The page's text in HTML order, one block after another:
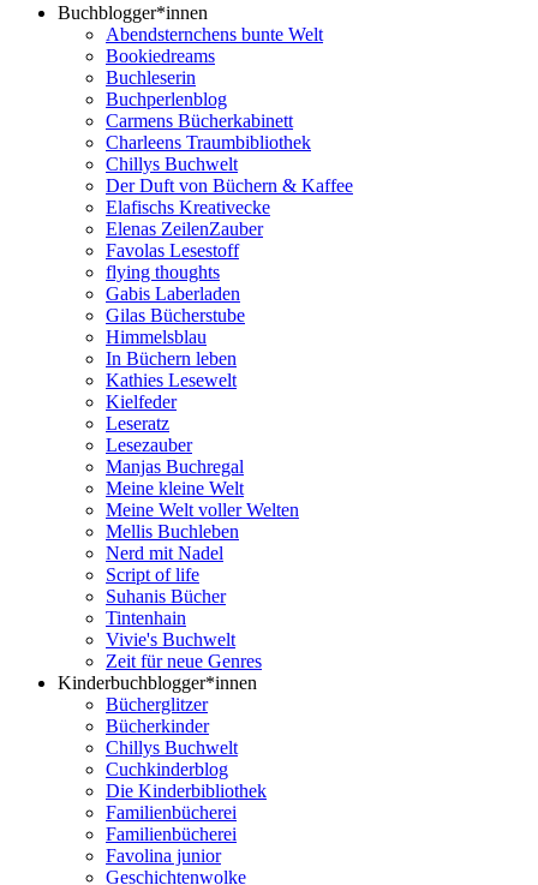
Buchblogger*innen
Abendsternchens bunte Welt
Bookiedreams
Buchleserin
Buchperlenblog
Carmens Bücherkabinett
Charleens Traumbibliothek
Chillys Buchwelt
Der Duft von Büchern & Kaffee
Elafischs Kreativecke
Elenas ZeilenZauber
Favolas Lesestoff
flying thoughts
Gabis Laberladen
Gilas Bücherstube
Himmelsblau
In Büchern leben
Kathies Lesewelt
Kielfeder
Leseratz
Lesezauber
Manjas Buchregal
Meine kleine Welt
Meine Welt voller Welten
Mellis Buchleben
Nerd mit Nadel
Script of life
Suhanis Bücher
Tintenhain
Vivie's Buchwelt
Zeit für neue Genres
Kinderbuchblogger*innen
Bücherglitzer
Bücherkinder
Chillys Buchwelt
Cuchkinderblog
Die Kinderbibliothek
Familienbücherei
Familienbücherei
Favolina junior
Geschichtenwolke